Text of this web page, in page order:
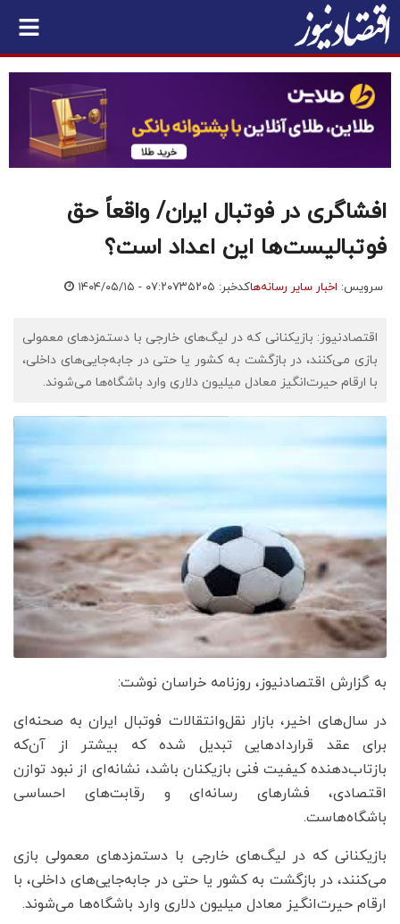
افشاگری در فوتبال ایران/ واقعاً حق
فوتبالیست‌‌‌ها این اعداد است؟
سرویس: اخبار سایر رسانه‌هاکدخبر: ۷۳۵۲۰۵ ۱۴۰۴/۰۵/۱۵ - ۰۷:۲۰
اقتصادنیوز: بازیکنانی که در لیگ‌های خارجی با دستمزدهای معمولی
بازی می‌کنند، در بازگشت به کشور یا حتی در جابه‌جایی‌های داخلی،
با ارقام حیرت‌انگیز معادل میلیون دلاری وارد باشگاه‌ها می‌شوند.
به گزارش اقتصادنیوز، روزنامه خراسان نوشت:
در سال‌های اخیر، بازار نقل‌وانتقالات فوتبال ایران به صحنه‌ای
برای عقد قراردادهایی تبدیل شده که بیشتر از آن‌که
بازتاب‌دهنده‌ کیفیت فنی بازیکنان باشد، نشانه‌ای از نبود توازن
اقتصادی، فشارهای رسانه‌ای و رقابت‌های احساسی
باشگاه‌هاست.
بازیکنانی که در لیگ‌های خارجی با دستمزدهای معمولی بازی
می‌کنند، در بازگشت به کشور یا حتی در جابه‌جایی‌های داخلی، با
ارقام حیرت‌انگیز معادل میلیون دلاری وارد باشگاه‌ها می‌شوند.